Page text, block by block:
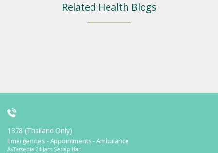
Related Health Blogs
1378 (Thailand Only)
Emergencies - Appointments - Ambulance
AvTersedia 24 Jam Setiap Hari